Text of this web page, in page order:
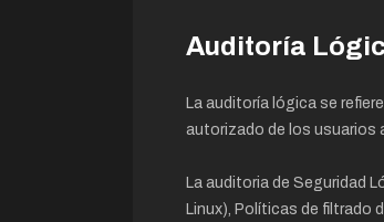
Auditoría
La auditoría lógica se
autorizado de los usuarios
La auditoria de Seguridad
Linux), Políticas de filtrado